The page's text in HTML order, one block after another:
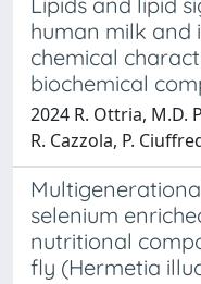
human milk and
chemical
biochemical
2024 R. Ottria, M.D.
R. Cazzola, P.
selenium
nutritional
fly (Hermetia